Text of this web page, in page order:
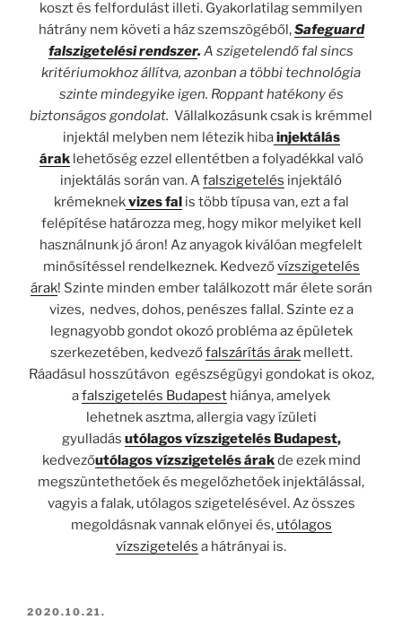
koszt és felfordulást illeti. Gyakorlatilag semmilyen
hátrány nem követi a ház szemszögéből,Safeguard
falszigetelési rendszer. A szigetelendő fal sincs
kritériumokhoz állítva, azonban a többi technológia
szinte mindegyike igen. Roppant hatékony és
biztonságos gondolat. Vállalkozásunk csak is krémmel
injektál melyben nem létezik hibainjektálás
áraklehetőség ezzel ellentétben a folyadékkal való
injektálás során van. Afalszigetelés injektáló
krémeknekvizes falis több típusa van, ezt a fal
felépítése határozza meg, hogy mikor melyiket kell
használnunk jó áron! Az anyagok kiválóan megfelelt
minősítéssel rendelkeznek. Kedvezővízszigetelés
árak! Szinte minden ember találkozott már élete során
vizes, nedves, dohos, penészes fallal. Szinte ez a
legnagyobb gondot okozó probléma az épületek
szerkezetében, kedvezőfalszárítás árakmellett.
Ráadásul hosszútávon egészségügyi gondokat is okoz,
afalszigetelés Budapest hiánya, amelyek
lehetnek asztma, allergia vagy ízületi
gyulladás utólagos vízszigetelés Budapest,
kedvezőutólagos vízszigetelés árakde ezek mind
megszüntethetőek és megelőzhetőek injektálással,
vagyis a falak, utólagos szigetelésével. Az összes
megoldásnak vannak előnyei és, utólagos
vízszigetelés a hátrányai is.
BEKÜLDVE:
2020.10.21.